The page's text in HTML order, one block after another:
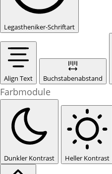
Legastheniker-Schriftart
Align Text Buchstabenabstand
Farbmodule
Dunkler Kontrast Heller Kontrast